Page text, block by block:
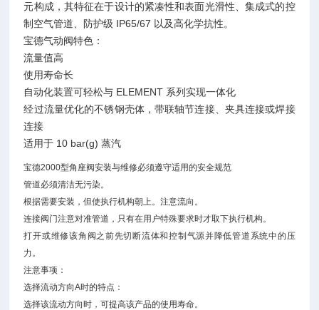
元构成，其特征在于设计的紧凑性和表面光滑性、集成式的控
制空气管道、防护级 IP65/67 以及高化学抗性。
宝德气动阀特色：
流量值高
使用寿命长
自动化装置可轻松与 ELEMENT 系列实现一体化
经过流量优化的不锈钢壳体，带联轴节连接、夹具连接或焊接
连接
适用于 10 bar(g) 蒸汽
宝德2000型角座阀安装与维修必须遵守适用的安全规范
管道必须清洁无污染。
根据需要安装，但使执行机构朝上。注意流向。
连接阀门注意对准管道，只有在用户特殊要求时才取下执行机构。
打开或维修该角阀之前先切断流体和控制气源并降低管道系统中的压
力。
注意事项：
选择流动方向A时的特点：
选择该流动方向时，可提高该产品的使用寿命。